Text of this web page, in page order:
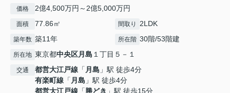
価格 2億4,500万円～2億5,000万円
面積 77.86㎡ 間取り 2LDK
築年数 築11年 所在階 30階/53階建
所在地 東京都中央区月島 １丁目５－１
交通 都営大江戸線 「 月島 」駅 徒歩4分
有楽町線 「 月島 」駅 徒歩4分
都営大江戸線 「勝どき 」駅 徒歩15分